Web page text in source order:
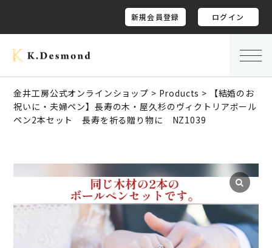
新規会員登録 ログイン
金井工房公式オンラインショップ > Products >
【結婚のお
祝いに・夫婦ペン】長寿の木・屋久杉のヴィクトリアボール
ペン2本セット 長寿を祈る贈り物に NZ1039